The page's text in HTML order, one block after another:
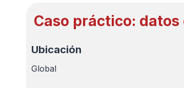
Caso práctico: datos
Ubicación
Global